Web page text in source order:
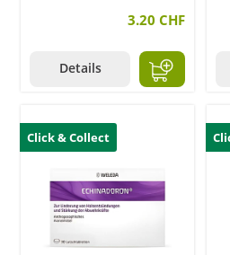
3.20 CHF
Details
Click & Collect